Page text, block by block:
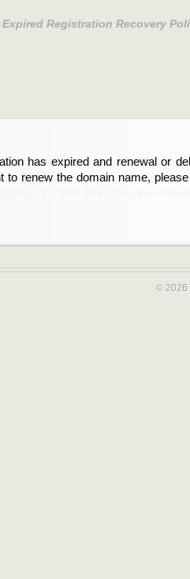
Expired Registration Recovery
has expired and renewal or
to renew the domain name,
ist abgelaufen und die
Sie der Registrant sind und
Sie bitte Ihren Service-
© 2026